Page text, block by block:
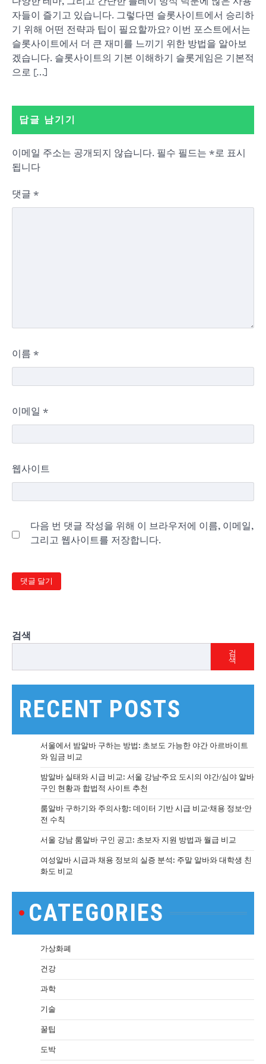
자들이 즐기고 있습니다. 그렇다면 슬롯사이트에서 승리하
기 위해 어떤 전략과 팁이 필요할까요? 이번 포스트에서는
슬롯사이트에서 더 큰 재미를 느끼기 위한 방법을 알아보
겠습니다. 슬롯사이트의 기본 이해하기 슬롯게임은 기본적
으로 […]
답글 남기기
이메일 주소는 공개되지 않습니다. 필수 필드는 *로 표시
됩니다
댓글 *
이름 *
이메일 *
웹사이트
다음 번 댓글 작성을 위해 이 브라우저에 이름, 이메일,
그리고 웹사이트를 저장합니다.
검색
검
색
RECENT POSTS
서울에서 밤알바 구하는 방법: 초보도 가능한 야간 아르바이트
와 임금 비교
밤알바 실태와 시급 비교: 서울 강남·주요 도시의 야간/심야 알바
구인 현황과 합법적 사이트 추천
룸알바 구하기와 주의사항: 데이터 기반 시급 비교·채용 정보·안
전 수칙
서울 강남 룸알바 구인 공고: 초보자 지원 방법과 월급 비교
여성알바 시급과 채용 정보의 실증 분석: 주말 알바와 대학생 친
화도 비교
CATEGORIES
가상화폐
건강
과학
기술
꿀팁
도박